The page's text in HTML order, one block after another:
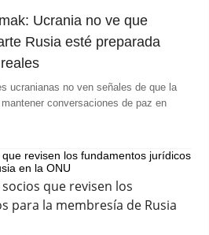
sobre la agencia
contacto
suscripción
servicios
privacidad y
datos personales
Ucrania no ve que
Rusia esté preparada
ucranianas no ven señales de que la
conversaciones de paz en
que revisen los
para la membresía de Rusia